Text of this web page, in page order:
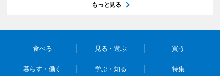
もっと見る
食べる 見る・遊ぶ 買う
暮らす・働く 学ぶ・知る 特集